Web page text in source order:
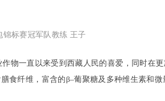
标赛冠军队教练 王子
物一直以来受到西藏人民的喜爱，同时在
食纤维，富含的β–葡聚糖及多种维生素和微